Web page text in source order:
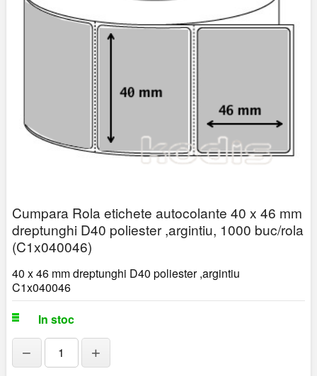
Cumpara Rola etichete autocolante 40 x 46 mm
dreptunghi D40 poliester ,argintiu, 1000 buc/rola
(C1x040046)
40 x 46 mm dreptunghi D40 poliester ,argintiu
C1x040046
In stoc
− +